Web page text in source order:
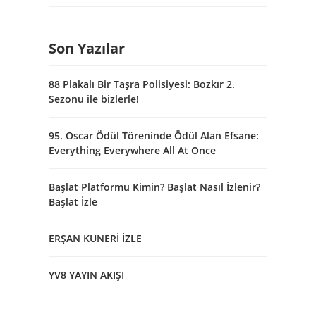
Son Yazılar
88 Plakalı Bir Taşra Polisiyesi: Bozkır 2.
Sezonu ile bizlerle!
95. Oscar Ödül Töreninde Ödül Alan Efsane:
Everything Everywhere All At Once
Başlat Platformu Kimin? Başlat Nasıl İzlenir?
Başlat İzle
ERŞAN KUNERİ İZLE
YV8 YAYIN AKIŞI